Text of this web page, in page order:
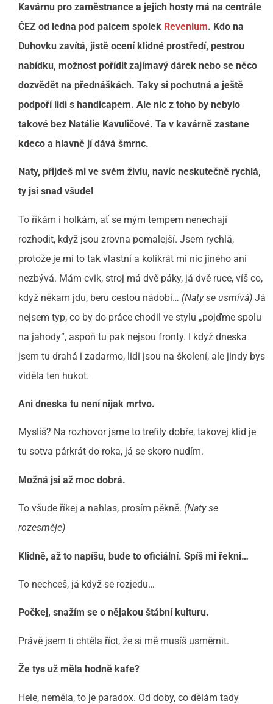
Kavárnu pro zaměstnance a jejich hosty má na centrále
ČEZ od ledna pod palcem spolek Revenium. Kdo na
Duhovku zavítá, jistě ocení klidné prostředí, pestrou
nabídku, možnost pořídit zajímavý dárek nebo se něco
dozvědět na přednáškách. Taky si pochutná a ještě
podpoří lidi s handicapem. Ale nic z toho by nebylo
takové bez Natálie Kavuličové. Ta v kavárně zastane
kdeco a hlavně jí dává šmrnc.
Naty, přijdeš mi ve svém živlu, navíc neskutečně rychlá,
ty jsi snad všude!
To říkám i holkám, ať se mým tempem nenechají
rozhodit, když jsou zrovna pomalejší. Jsem rychlá,
protože je mi to tak vlastní a kolikrát mi nic jiného ani
nezbývá. Mám cvik, stroj má dvě páky, já dvě ruce, víš co,
když někam jdu, beru cestou nádobí… (Naty se usmívá) Já
nejsem typ, co by do práce chodil ve stylu „pojďme spolu
na jahody“, aspoň tu pak nejsou fronty. I když dneska
jsem tu drahá i zadarmo, lidi jsou na školení, ale jindy bys
viděla ten hukot.
Ani dneska tu není nijak mrtvo.
Myslíš? Na rozhovor jsme to trefily dobře, takovej klid je
tu sotva párkrát do roka, já se skoro nudím.
Možná jsi až moc dobrá.
To všude říkej a nahlas, prosím pěkně. (Naty se
rozesměje)
Klidně, až to napíšu, bude to oficiální. Spíš mi řekni…
To nechceš, já když se rozjedu…
Počkej, snažím se o nějakou štábní kulturu.
Právě jsem ti chtěla říct, že si mě musíš usměrnit.
Že tys už měla hodně kafe?
Hele, neměla, to je paradox. Od doby, co dělám tady